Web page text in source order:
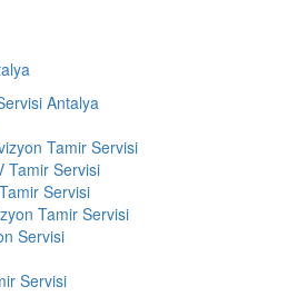
Antalya
Tamir Servisi
Tamir Servisi
Servisi
Tamir Servisi
Servisi
Servisi